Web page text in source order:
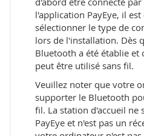
l'application PayEye, il
sélectionner le type de
lors de l'installation. Dès
Bluetooth a été établie et
peut être utilisé sans fil.
Veuillez noter que votre
supporter le Bluetooth
fil. La station d'accueil ne
PayEye et n'est pas un